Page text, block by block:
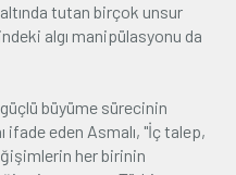
tutan birçok unsur
algı manipülasyonu da
büyüme sürecinin
ifade eden Asmalı, "İç talep,
her birinin